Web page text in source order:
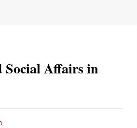
Social Affairs in